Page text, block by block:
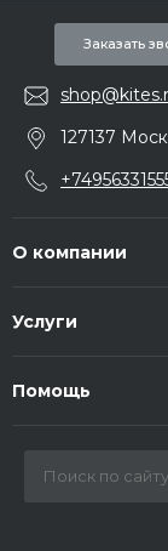
Заказать
127137
О компании
Услуги
Помощь